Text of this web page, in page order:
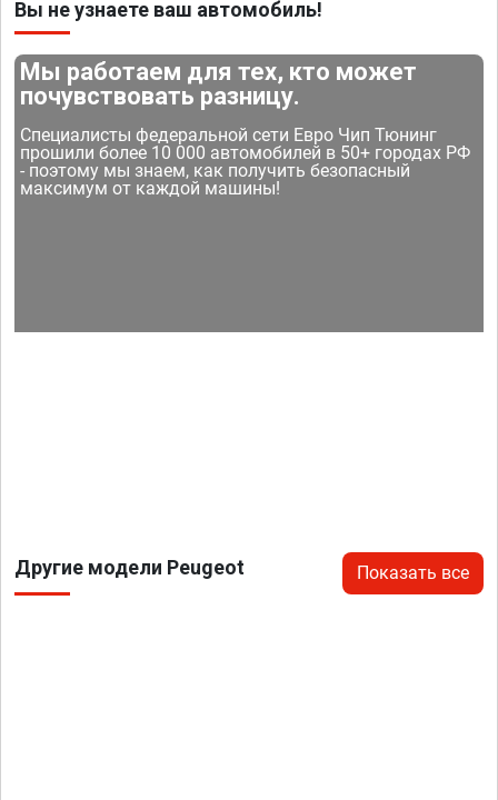
Вы не узнаете ваш автомобиль!
Мы работаем для тех, кто может
почувствовать разницу.
Специалисты федеральной сети Евро Чип Тюнинг
прошили более 10 000 автомобилей в 50+ городах РФ
- поэтому мы знаем, как получить безопасный
максимум от каждой машины!
Другие модели Peugeot Показать все